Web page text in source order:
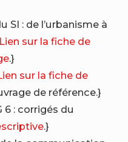
SI : de l’urbanisme à
Lien sur la fiche de
.}
sur la fiche de
de référence.}
6 : corrigés du
.}